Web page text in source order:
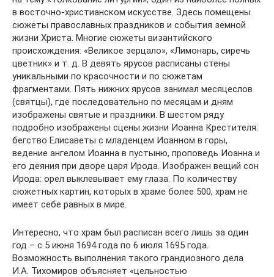
в восточно-христианском искусстве. Здесь помещены
сюжеты православных праздников и события земной
жизни Христа. Многие сюжеты византийского
происхождения: «Великое зерцало», «Лимонарь, сиречь
цветник» и т. д. В девять ярусов расписаны стены
уникальными по красочности и по сюжетам
фрагментами. Пять нижних ярусов занимал месяцеслов
(святцы), где последовательно по месяцам и дням
изображены святые и праздники. В шестом ряду
подробно изображены сцены жизни Иоанна Крестителя:
бегство Елисаветы с младенцем Иоанном в горы,
ведение ангелом Иоанна в пустыню, проповедь Иоанна и
его деяния при дворе царя Ирода. Изображен вещий сон
Ирода: орел выклевывает ему глаза. По количеству
сюжетных картин, которых в храме более 500, храм не
имеет себе равных в мире.
Интересно, что храм был расписан всего лишь за один
год – с 5 июня 1694 года по 6 июля 1695 года.
Возможность выполнения такого грандиозного дела
И.А. Тихомиров объясняет «цельностью